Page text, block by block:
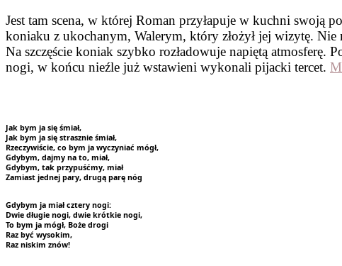
Jest tam scena, w której Roman przyłapuje w kuchni swoją
koniaku z ukochanym, Walerym, który złożył jej wizytę. Nie
Na szczęście koniak szybko rozładowuje napiętą atmosferę.
nogi, w końcu nieźle już wstawieni wykonali pijacki tercet.
Jak bym ja się śmiał,
Jak bym ja się strasznie śmiał,
Rzeczywiście, co bym ja wyczyniać mógł,
Gdybym, dajmy na to, miał,
Gdybym, tak przypuśćmy, miał
Zamiast jednej pary, drugą parę nóg
Gdybym ja miał cztery nogi:
Dwie długie nogi, dwie krótkie nogi,
To bym ja mógł, Boże drogi
Raz być wysokim,
Raz niskim znów!